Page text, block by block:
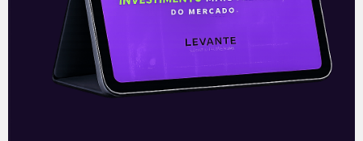
Resultados da XP do 2T21
A XP Inc (XP) apresentou, nesta terça-